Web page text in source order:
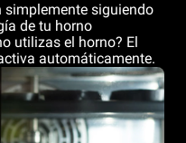
simplemente siguiendo
de tu horno
utilizas el horno? El
automáticamente.